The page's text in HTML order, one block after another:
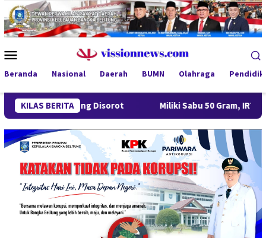
Loncat
ke
konten
Mobile
Beranda Nasional Daerah BUMN Olahraga
KILAS BERITA
Disorot Miliki Sabu 50 Gram, IRT di